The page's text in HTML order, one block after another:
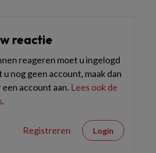
reactie
reageren moet u ingelogd
u nog geen account, maak dan
account aan. Lees ook de
.
Registreren Login